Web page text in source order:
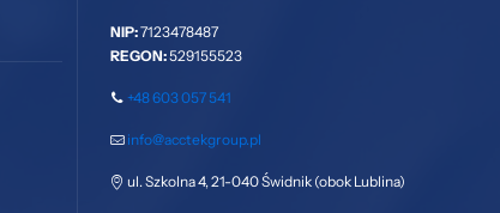
NIP:7123478487
REGON:529155523
+48 603 057 541
info@acctekgroup.pl
ul. Szkolna 4, 21-040 Świdnik (obok Lublina)